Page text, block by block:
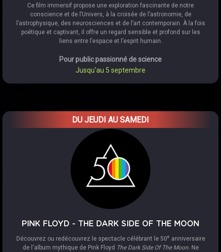
Ce film immersif propose une exploration fascinante de notre
conscience et de l’Univers, à la croisée de l’astronomie, de
l’astrophysique, des neurosciences et de l’art contemporain. À la fois
poétique et captivant, il offre un regard sensible et profond sur les
liens entre l’espace et l’esprit humain.
Pour public passionné de science
Jusqu'au 5 septembre
DU JEUDI AU SAMEDI
PINK FLOYD - THE DARK SIDE OF THE MOON
Découvrez ou redécouvrez le spectacle célébrant le 50e anniversaire
de l'album mythique de Pink Floyd The Dark Side Of The Moon. Ne